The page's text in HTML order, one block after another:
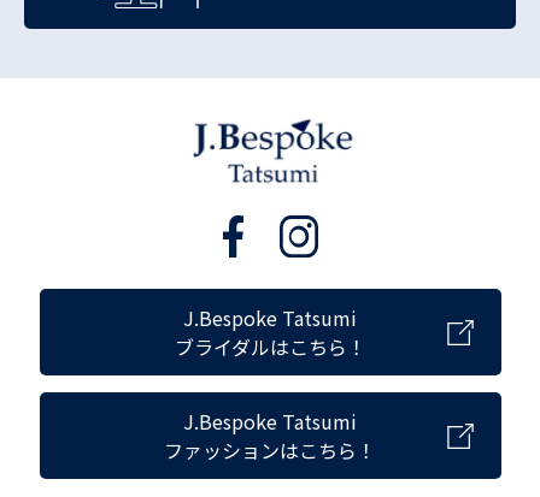
J.Bespoke Tatsumi
ブライダルはこちら！
J.Bespoke Tatsumi
ファッションはこちら！